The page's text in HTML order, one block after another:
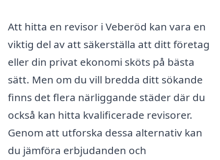
Att hitta en revisor i Veberöd kan vara en
viktig del av att säkerställa att ditt företag
eller din privat ekonomi sköts på bästa
sätt. Men om du vill bredda ditt sökande
finns det flera närliggande städer där du
också kan hitta kvalificerade revisorer.
Genom att utforska dessa alternativ kan
du jämföra erbjudanden och